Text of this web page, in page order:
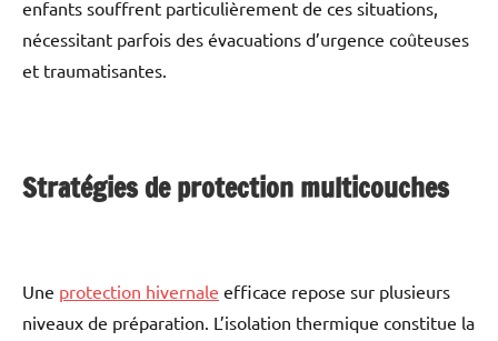
enfants souffrent particulièrement de ces situations,
nécessitant parfois des évacuations d’urgence coûteuses
et traumatisantes.
Stratégies de protection multicouches
Une protection hivernale efficace repose sur plusieurs
niveaux de préparation. L’isolation thermique constitue la